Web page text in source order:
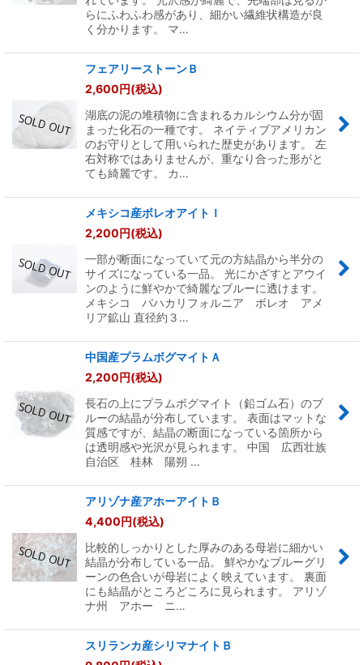
らにふわふわ感があり、細かい繊維状構造が良
く分かります。 マ…
フェアリーストーンＢ
2,600円(税込)
湖底の泥の堆積物に含まれるカルシウム分が固
まった化石の一種です。 ネイティブアメリカン
のお守りとして用いられた歴史があります。 左
右対称ではありませんが、重なり合った形がと
ても綺麗です。 カ…
メキシコ産ボレオアイトＩ
2,200円(税込)
一部が断面になっていて元の方結晶から半分の
サイズになっている一品。 光にかざすとアウイ
ンのように鮮やかで綺麗なブルーに透けます。
メキシコ バハカリフォルニア ボレオ アメ
リア鉱山 直径約３…
中国産プラムボグマイトＡ
2,200円(税込)
長石の上にプラムボグマイト（鉛ゴム石）のブ
ルーの結晶が分布しています。 表面はマットな
質感ですが、結晶の断面になっている箇所から
は透明感や光沢が見られます。 中国 広西壮族
自治区 桂林 陽朔 …
アリゾナ産アホーアイトＢ
4,400円(税込)
比較的しっかりとした厚みのある母岩に細かい
結晶が分布している一品。 鮮やかなブルーグリ
ーンの色合いが母岩によく映えています。 裏面
にも結晶がところどころに見られます。 アリゾ
ナ州 アホー ニ…
スリランカ産シリマナイトＢ